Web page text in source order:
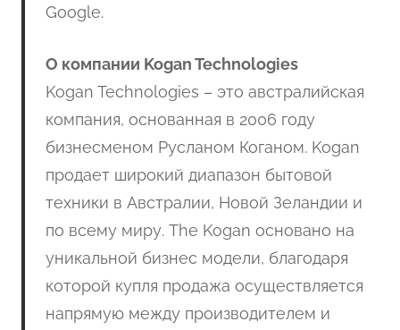
Google.
О компании Kogan Technologies
Kogan Technologies – это австралийская
компания, основанная в 2006 году
бизнесменом Русланом Коганом. Kogan
продает широкий диапазон бытовой
техники в Австралии, Новой Зеландии и
по всему миру. The Kogan основано на
уникальной бизнес модели, благодаря
которой купля продажа осуществляется
напрямую между производителем и